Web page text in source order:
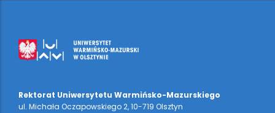
Rektorat Uniwersytetu Warmińsko-Mazurskiego
ul. Michała Oczapowskiego 2, 10-719 Olsztyn